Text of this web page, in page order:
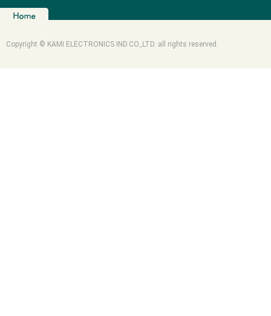
Copyright © KAMI ELECTRONICS IND.CO.,LTD. all rights reserved.